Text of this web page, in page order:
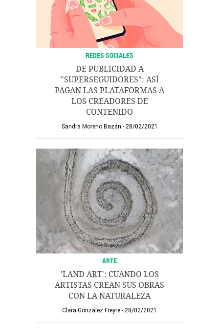
REDES SOCIALES
DE PUBLICIDAD A
"SUPERSEGUIDORES": ASÍ
PAGAN LAS PLATAFORMAS A
LOS CREADORES DE
CONTENIDO
Sandra Moreno Bazán 28/02/2021
ARTE
'LAND ART': CUANDO LOS
ARTISTAS CREAN SUS OBRAS
CON LA NATURALEZA
Clara González Freyre 28/02/2021